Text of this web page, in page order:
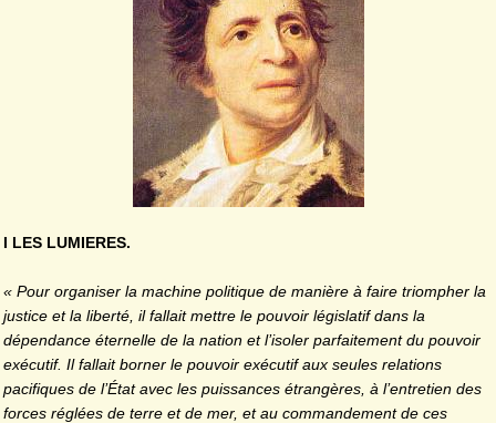
I LES LUMIERES.
« Pour organiser la machine politique de manière à faire triompher la
justice et la liberté, il fallait mettre le pouvoir législatif dans la
dépendance éternelle de la nation et l’isoler parfaitement du pouvoir
exécutif. Il fallait borner le pouvoir exécutif aux seules relations
pacifiques de l’État avec les puissances étrangères, à l’entretien des
forces réglées de terre et de mer, et au commandement de ces